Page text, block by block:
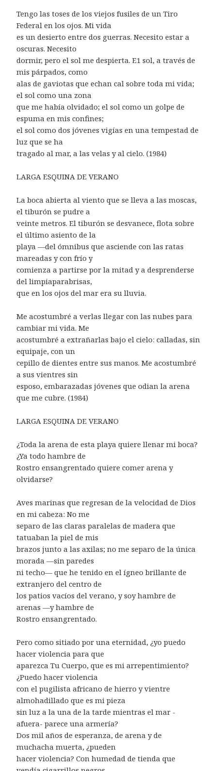
Tengo las toses de los viejos fusiles de un Tiro
Federal en los ojos. Mi vida
es un desierto entre dos guerras. Necesito estar a
oscuras. Necesito
dormir, pero el sol me despierta. E1 sol, a través de
mis párpados, como
alas de gaviotas que echan cal sobre toda mi vida;
el sol como una zona
que me había olvidado; el sol como un golpe de
espuma en mis confines;
el sol como dos jóvenes vigías en una tempestad de
luz que se ha
tragado al mar, a las velas y al cielo. (1984)
LARGA ESQUINA DE VERANO
La boca abierta al viento que se lleva a las moscas,
el tiburón se pudre a
veinte metros. El tiburón se desvanece, flota sobre
el último asiento de la
playa —del ómnibus que asciende con las ratas
mareadas y con frío y
comienza a partirse por la mitad y a desprenderse
del limpiaparabrisas,
que en los ojos del mar era su lluvia.
Me acostumbré a verlas llegar con las nubes para
cambiar mi vida. Me
acostumbré a extrañarlas bajo el cielo: calladas, sin
equipaje, con un
cepillo de dientes entre sus manos. Me acostumbré
a sus vientres sin
esposo, embarazadas jóvenes que odian la arena
que me cubre. (1984)
LARGA ESQUINA DE VERANO
¿Toda la arena de esta playa quiere llenar mi boca?
¿Ya todo hambre de
Rostro ensangrentado quiere comer arena y
olvidarse?
Aves marinas que regresan de la velocidad de Dios
en mi cabeza: No me
separo de las claras paralelas de madera que
tatuaban la piel de mis
brazos junto a las axilas; no me separo de la única
morada —sin paredes
ni techo— que he tenido en el ígneo brillante de
extranjero del centro de
los patios vacíos del verano, y soy hambre de
arenas —y hambre de
Rostro ensangrentado.
Pero como sitiado por una eternidad, ¿yo puedo
hacer violencia para que
aparezca Tu Cuerpo, que es mi arrepentimiento?
¿Puedo hacer violencia
con el pugilista africano de hierro y vientre
almohadillado que es mi pieza
sin luz a la una de la tarde mientras el mar -
afuera- parece una armería?
Dos mil años de esperanza, de arena y de
muchacha muerta, ¿pueden
hacer violencia? Con humedad de tienda que